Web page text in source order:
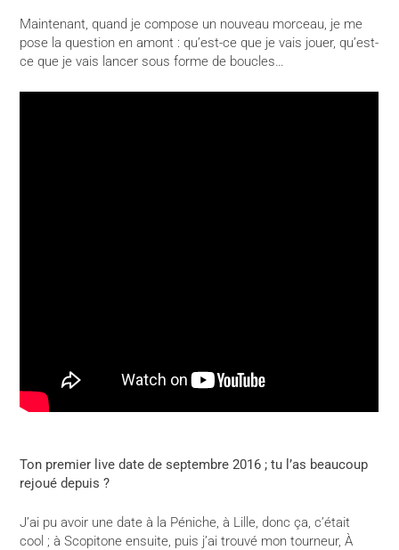
Maintenant, quand je compose un nouveau morceau, je me
pose la question en amont : qu’est-ce que je vais jouer, qu’est-
ce que je vais lancer sous forme de boucles…
Ton premier live date de septembre 2016 ; tu l’as beaucoup
rejoué depuis ?
J’ai pu avoir une date à la Péniche, à Lille, donc ça, c’était
cool ; à Scopitone ensuite, puis j’ai trouvé mon tourneur, À